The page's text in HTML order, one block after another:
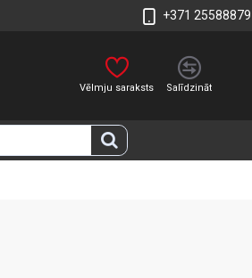
+371 25588879
Vēlmju saraksts Salīdzināt